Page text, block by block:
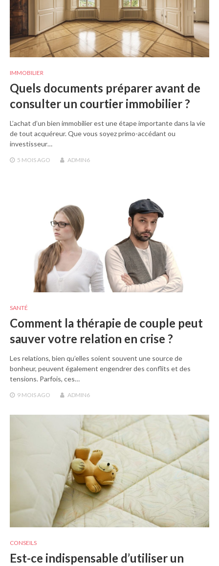
IMMOBILIER
Quels documents préparer avant de
consulter un courtier immobilier ?
L’achat d’un bien immobilier est une étape importante dans la vie
de tout acquéreur. Que vous soyez primo-accédant ou
investisseur…
5 MOISAGO ADMIN6
SANTÉ
Comment la thérapie de couple peut
sauver votre relation en crise ?
Les relations, bien qu’elles soient souvent une source de
bonheur, peuvent également engendrer des conflits et des
tensions. Parfois, ces…
9 MOISAGO ADMIN6
CONSEILS
Est-ce indispensable d’utiliser un